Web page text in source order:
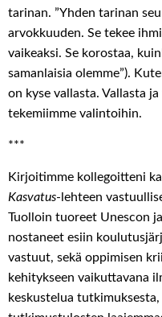
tarinan. ”Yhden tarinan
arvokkuuden. Se tekee
vaikeaksi. Se korostaa,
samanlaisia olemme”).
on kyse vallasta. Vallasta
tekemiimme valintoihin.
***
Kirjoitimme kollegoitteni
Kasvatus-lehteen
Tuolloin tuoreet Unescon
nostaneet esiin
vastuut, sekä oppimisen
kehitykseen vaikuttavana
keskustelua